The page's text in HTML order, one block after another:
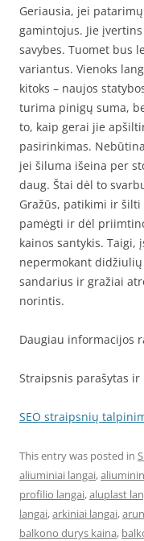
Geriausia, jei
gamintojus. Jie
savybes. Tuomet bus
variantus. Vienoks
kitoks – naujos
turima pinigų suma,
to, kaip gerai jie
pasirinkimas.
jei šiluma išeina per
daug. Štai dėl to
Gražūs, patikimi ir
pamėgti ir dėl
kainos santykis.
nepermokant
sandarius ir gražiai
norintis.
Daugiau informacijos
Straipsnis parašytas
SEO straipsnių
This entry was posted in
aliuminiai langai,
profilio langai,aluplast
langai,arkiniai langai,
balkono durys kaina,